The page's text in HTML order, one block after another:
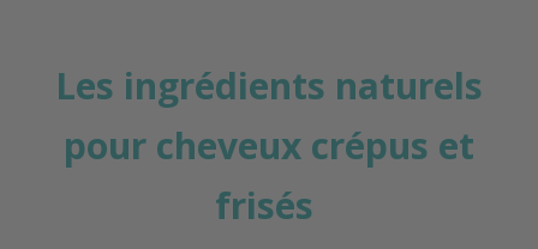
Les ingrédients naturels
pour cheveux crépus et
frisés